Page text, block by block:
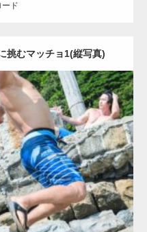
ード
挑むマッチョ1(縦写真)
細マッチョ) SOSUKE 外資系
ッチョ
「ひるおび」にてマッスルプ
ま…
オ番組「ONE MORNING」
事件ですよ」に取材されまし